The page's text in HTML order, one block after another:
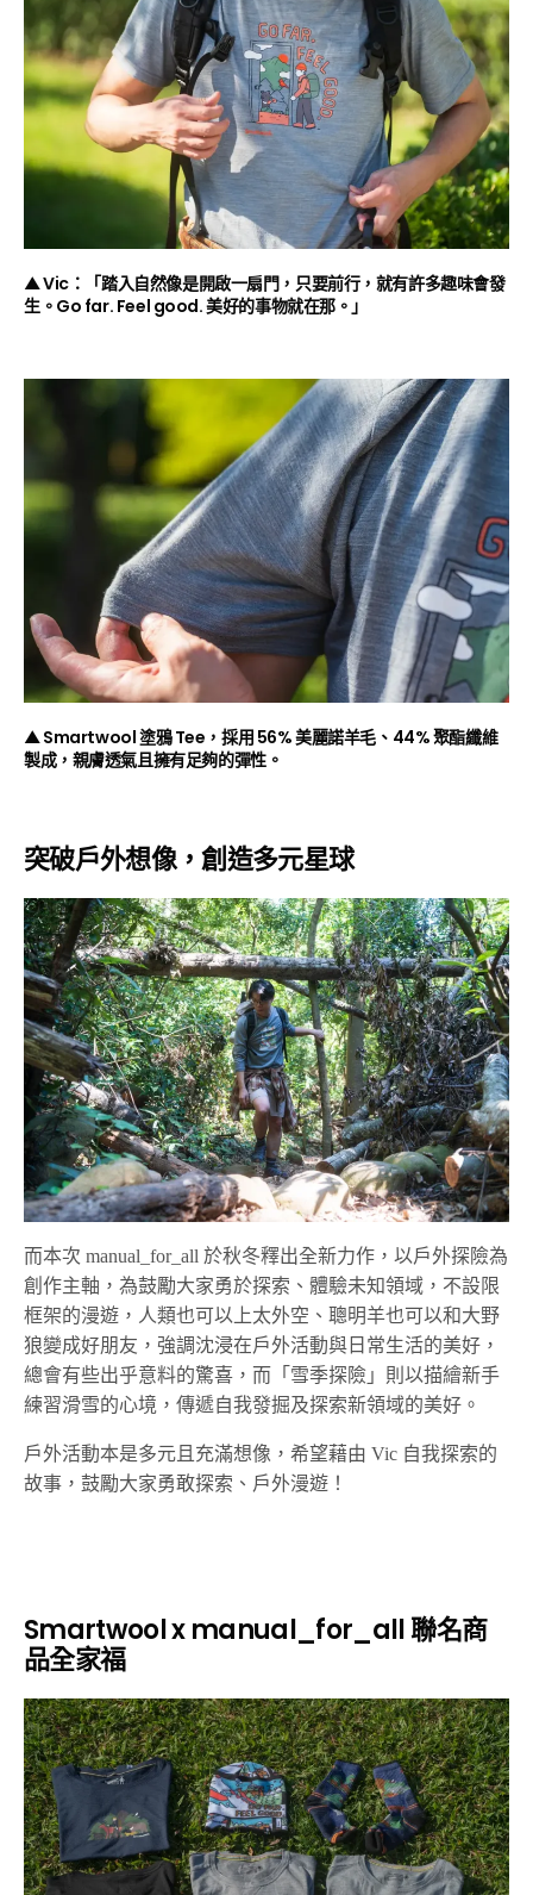
▲ Vic：「踏入自然像是開啟一扇門，只要前行，就有許多趣味會發
生。Go far. Feel good. 美好的事物就在那。」
▲ Smartwool 塗鴉 Tee ，採用 56% 美麗諾羊毛、44% 聚酯纖維
製成，親膚透氣且擁有足夠的彈性。
突破戶外想像，創造多元星球
而本次 manual_for_all 於秋冬釋出全新力作，以戶外探險為
創作主軸，為鼓勵大家勇於探索、體驗未知領域，不設限
框架的漫遊，人類也可以上太外空、聰明羊也可以和大野
狼變成好朋友，強調沈浸在戶外活動與日常生活的美好，
總會有些出乎意料的驚喜，而「雪季探險」則以描繪新手
練習滑雪的心境，傳遞自我發掘及探索新領域的美好。
戶外活動本是多元且充滿想像，希望藉由 Vic 自我探索的
故事，鼓勵大家勇敢探索、戶外漫遊！
Smartwool x manual_for_all 聯名商
品全家福